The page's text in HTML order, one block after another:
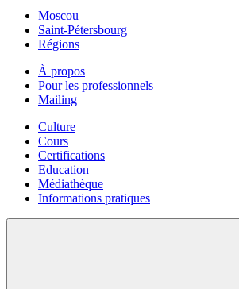
Moscou
Saint-Pétersbourg
Régions
À propos
Pour les professionnels
Mailing
Culture
Cours
Certifications
Education
Médiathèque
Informations pratiques